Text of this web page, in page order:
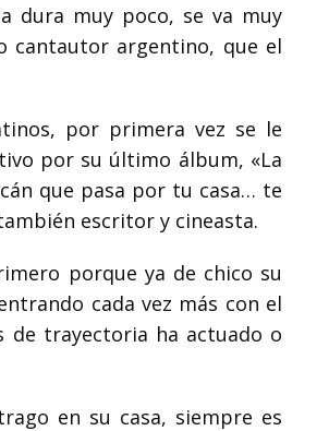
dura muy poco, se va muy
cantautor argentino, que el
por primera vez se le
por su último álbum, «La
que pasa por tu casa… te
escritor y cineasta.
porque ya de chico su
cada vez más con el
de trayectoria ha actuado o
en su casa, siempre es